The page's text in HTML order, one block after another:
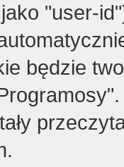
"user-
będzie